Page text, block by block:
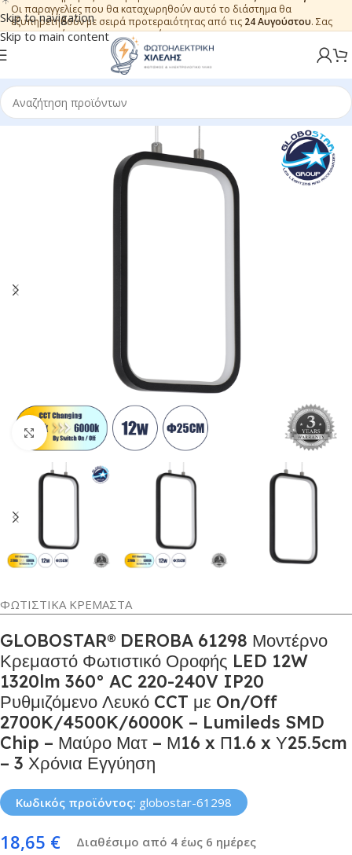
Skip to navigation
Skip to main content
Οι παραγγελίες που θα καταχωρηθούν αυτό το διάστημα θα
εξυπηρετηθούν με σειρά προτεραιότητας από τις 24 Αυγούστου. Σας
ευχαριστούμε για την εμπιστοσύνη.
Κλικ για μεγέθυνση
ΦΩΤΙΣΤΙΚΑ ΚΡΕΜΑΣΤΑ
GLOBOSTAR® DEROBA 61298 Μοντέρνο
Κρεμαστό Φωτιστικό Οροφής LED 12W
1320lm 360° AC 220-240V IP20
Ρυθμιζόμενο Λευκό CCT με On/Off
2700K/4500K/6000K – Lumileds SMD
Chip – Μαύρο Ματ – Μ16 x Π1.6 x Υ25.5cm
– 3 Χρόνια Εγγύηση
Κωδικός προϊόντος: globostar-61298
18,65 € Διαθέσιμο από 4 έως 6 ημέρες